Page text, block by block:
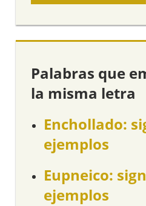
Palabras que
la misma letra
Enchollado:
ejemplos
Eupneico:
ejemplos